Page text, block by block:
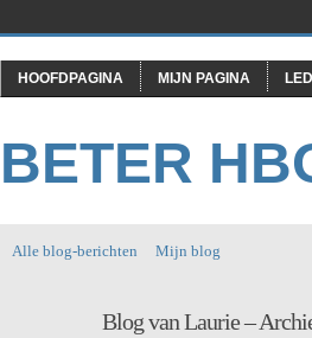
HOOFDPAGINA MIJN PAGINA
BETER
Alle blog-berichten Mijn blog
Blog van Laurie –